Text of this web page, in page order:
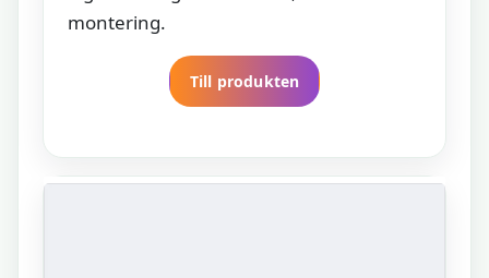
montering.
Till produkten